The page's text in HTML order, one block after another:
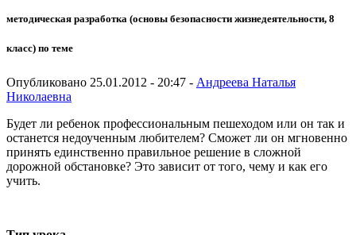
методическая разработка (основы безопасности жизнедеятельности, 8
класс) по теме
Опубликовано 25.01.2012 - 20:47 - Андреева Наталья
Николаевна
Будет ли ребенок профессиональным пешеходом или он так и
останется недоученным любителем? Сможет ли он мгновенно
принять единственно правильное решение в сложной
дорожной обстановке? Это зависит от того, чему и как его
учить.